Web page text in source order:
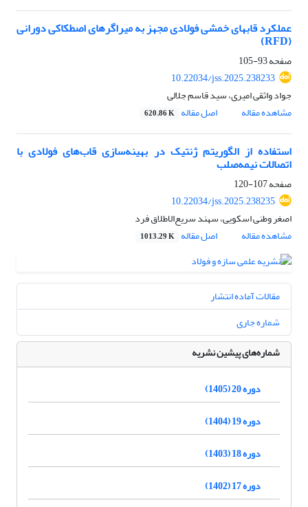
عملکرد قابهای خمشی فولادی مجهز به میراگرهای اصطکاکی دورانی
(RFD)
صفحه93-105
10.22034/jss.2025.238233
جواد واثقی امیری، سید قاسم جلالی
مشاهده مقاله
اصل مقاله 620.86 K
استفاده از الگوریتم ژنتیک در بهینه‌سازی قاب‌های فولادی با
اتصالات نیمه‌صلب
صفحه107-120
10.22034/jss.2025.238235
اصغر وطنی اسکویی، سهند سریع‌الاطلاق فرد
مشاهده مقاله
اصل مقاله 1013.29 K
مقالات آماده انتشار
شماره جاری
شماره‌های پیشین نشریه
دوره 20 (1405)
دوره 19 (1404)
دوره 18 (1403)
دوره 17 (1402)